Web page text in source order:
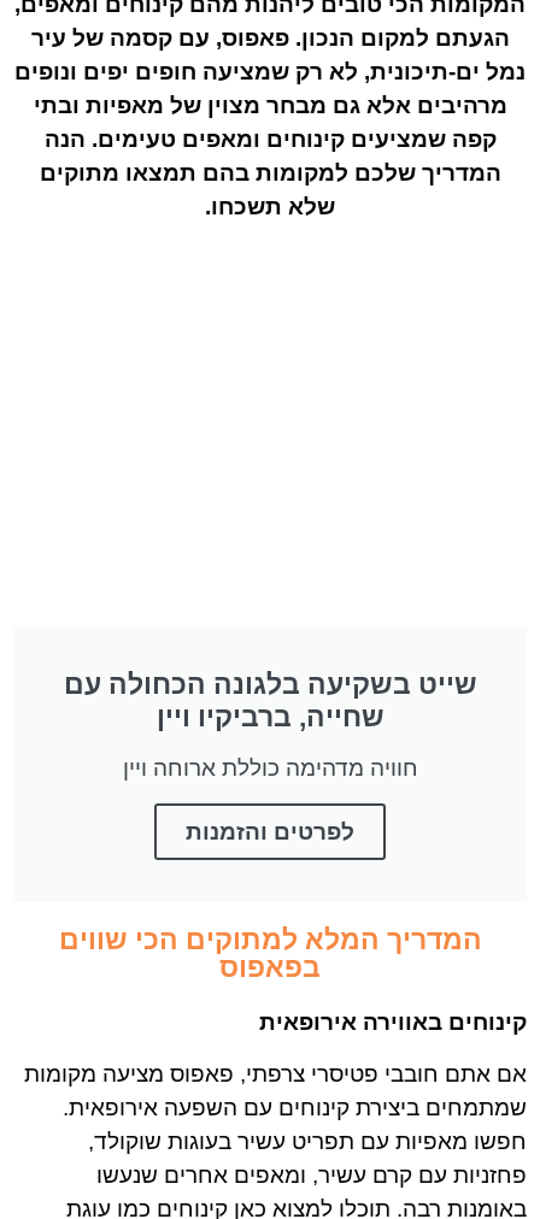
הגעתם למקום הנכון. פאפוס, עם קסמה של עיר
נמל ים-תיכונית, לא רק שמציעה חופים יפים ונופים
מרהיבים אלא גם מבחר מצוין של מאפיות ובתי
קפה שמציעים קינוחים ומאפים טעימים. הנה
המדריך שלכם למקומות בהם תמצאו מתוקים
שלא תשכחו.
שייט בשקיעה בלגונה הכחולה עם
שחייה, ברביקיו ויין
חוויה מדהימה כוללת ארוחה ויין
לפרטים והזמנות
המדריך המלא למתוקים הכי שווים
בפאפוס
קינוחים באווירה אירופאית
אם אתם חובבי פטיסרי צרפתי, פאפוס מציעה מקומות
שמתמחים ביצירת קינוחים עם השפעה אירופאית.
חפשו מאפיות עם תפריט עשיר בעוגות שוקולד,
פחזניות עם קרם עשיר, ומאפים אחרים שנעשו
באומנות רבה. תוכלו למצוא כאן קינוחים כמו עוגת